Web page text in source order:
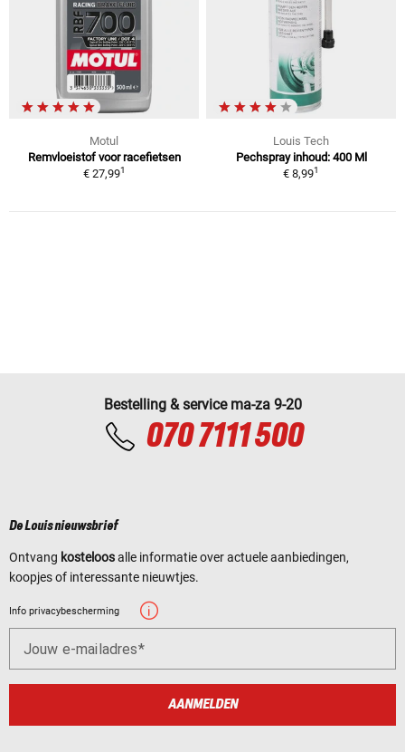
Motul
Remvloeistof voor racefietsen
€ 27,991
Louis Tech
Pechspray inhoud: 400 Ml
€ 8,991
Bestelling & service ma-za 9-20
070 7111 500
De Louis nieuwsbrief
Ontvang kosteloosalle informatie over actuele aanbiedingen,
koopjes of interessante nieuwtjes.
Info privacybescherming
Jouw e-mailadres
AANMELDEN